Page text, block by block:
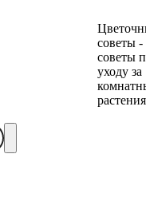
советы -
советы
уходу за